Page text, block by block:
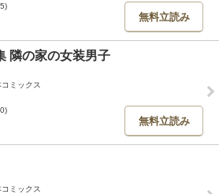
無料立読み
隣の家の女装男子
ミックス
無料立読み
ミックス